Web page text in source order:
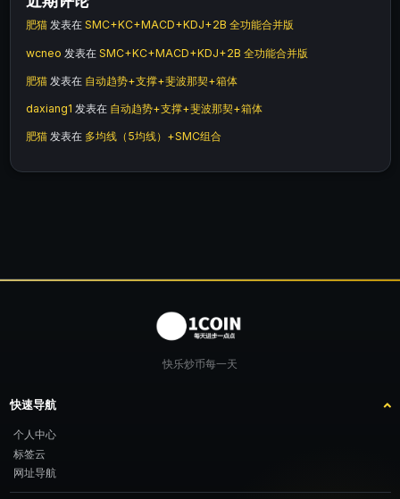
肥猫 发表在 SMC+KC+MACD+KDJ+2B 全功能合并版
wcneo 发表在 SMC+KC+MACD+KDJ+2B 全功能合并版
肥猫 发表在 自动趋势+支撑+斐波那契+箱体
daxiang1 发表在 自动趋势+支撑+斐波那契+箱体
肥猫 发表在 多均线（5均线）+SMC组合
快乐炒币每一天
快速导航
个人中心
标签云
网址导航